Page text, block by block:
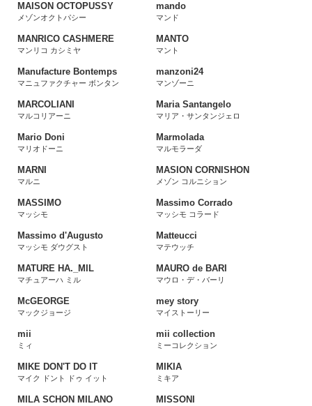
MAISON OCTOPUSSY
メゾンオクトパシー
mando
マンド
MANRICO CASHMERE
マンリコ カシミヤ
MANTO
マント
Manufacture Bontemps
マニュファクチャー ボンタン
manzoni24
マンゾーニ
MARCOLIANI
マルコリアーニ
Maria Santangelo
マリア・サンタンジェロ
Mario Doni
マリオドーニ
Marmolada
マルモラーダ
MARNI
マルニ
MASION CORNISHON
メゾン コルニション
MASSIMO
マッシモ
Massimo Corrado
マッシモ コラード
Massimo d'Augusto
マッシモ ダウグスト
Matteucci
マテウッチ
MATURE HA._MIL
マチュアーハ ミル
MAURO de BARI
マウロ・デ・バーリ
McGEORGE
マックジョージ
mey story
マイストーリー
mii
ミィ
mii collection
ミーコレクション
MIKE DON'T DO IT
マイク ドント ドゥ イット
MIKIA
ミキア
MILA SCHON MILANO MISSONI